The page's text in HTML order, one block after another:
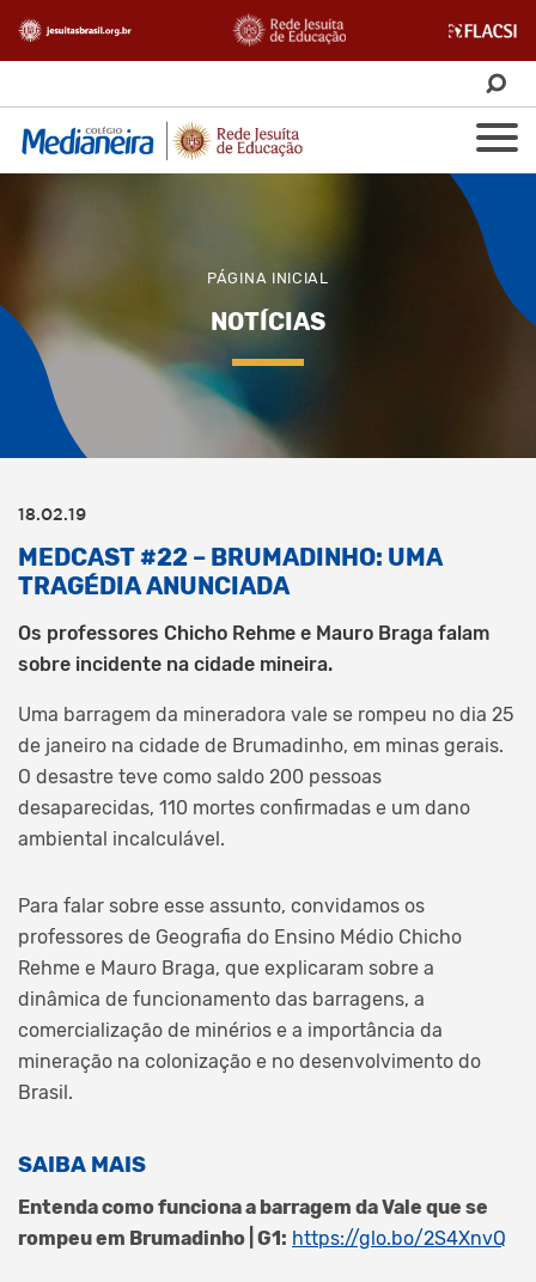
PÁGINA INICIAL
NOTÍCIAS
18.02.19
MEDCAST #22 – BRUMADINHO: UMA
TRAGÉDIA ANUNCIADA
Os professores Chicho Rehme e Mauro Braga falam
sobre incidente na cidade mineira.
Uma barragem da mineradora vale se rompeu no dia 25
de janeiro na cidade de Brumadinho, em minas gerais.
O desastre teve como saldo 200 pessoas
desaparecidas, 110 mortes confirmadas e um dano
ambiental incalculável.
Para falar sobre esse assunto, convidamos os
professores de Geografia do Ensino Médio Chicho
Rehme e Mauro Braga, que explicaram sobre a
dinâmica de funcionamento das barragens, a
comercialização de minérios e a importância da
mineração na colonização e no desenvolvimento do
Brasil.
SAIBA MAIS
Entenda como funciona a barragem da Vale que se
rompeu em Brumadinho | G1: https://glo.bo/2S4XnvQ